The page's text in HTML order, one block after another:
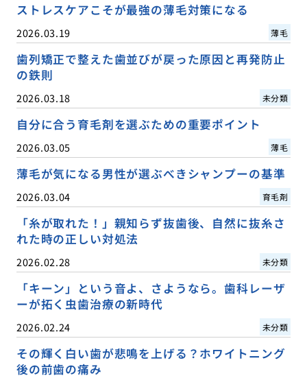
ストレスケアこそが最強の薄毛対策になる
2026.03.19 薄毛
歯列矯正で整えた歯並びが戻った原因と再発防止
の鉄則
2026.03.18 未分類
自分に合う育毛剤を選ぶための重要ポイント
2026.03.05 薄毛
薄毛が気になる男性が選ぶべきシャンプーの基準
2026.03.04 育毛剤
「糸が取れた！」親知らず抜歯後、自然に抜糸さ
れた時の正しい対処法
2026.02.28 未分類
「キーン」という音よ、さようなら。歯科レーザ
ーが拓く虫歯治療の新時代
2026.02.24 未分類
その輝く白い歯が悲鳴を上げる？ホワイトニング
後の前歯の痛み